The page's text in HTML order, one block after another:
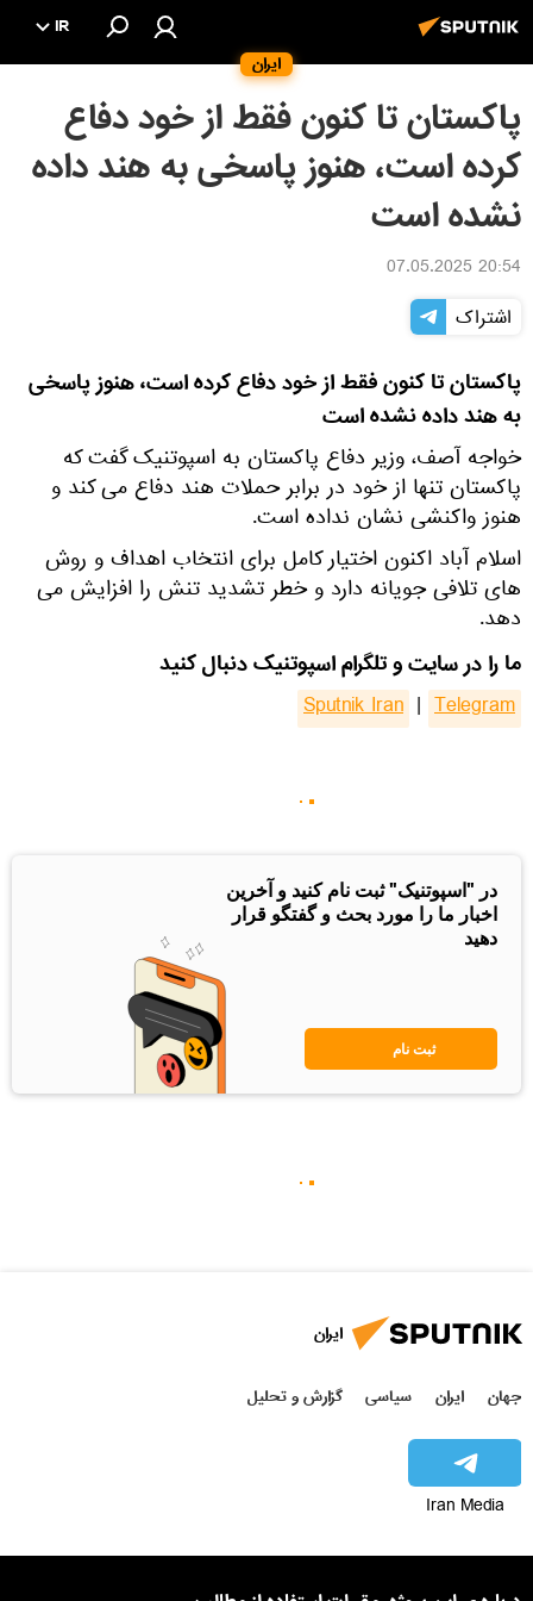
ایران
IR
پاکستان تا کنون فقط از خود دفاع
کرده است، هنوز پاسخی به هند داده
نشده است
20:54 07.05.2025
اشتراک
پاکستان تا کنون فقط از خود دفاع کرده است، هنوز پاسخی
به هند داده نشده است
خواجه آصف، وزیر دفاع پاکستان به اسپوتنیک گفت که
پاکستان تنها از خود در برابر حملات هند دفاع می کند و
هنوز واکنشی نشان نداده است.
اسلام آباد اکنون اختیار کامل برای انتخاب اهداف و روش
های تلافی جویانه دارد و خطر تشدید تنش را افزایش می
دهد.
ما را در سایت و تلگرام اسپوتنیک دنبال کنید
Sputnik Iran | Telegram
در "اسپوتنیک" ثبت نام کنید و آخرین
اخبار ما را مورد بحث و گفتگو قرار
دهید
ثبت نام
ایران
جهان ایران سیاسی گزارش و تحلیل
Iran Media